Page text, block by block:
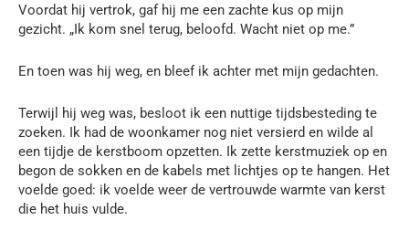
Voordat hij vertrok, gaf hij me een zachte kus op mijn
gezicht. „Ik kom snel terug, beloofd. Wacht niet op me.”
En toen was hij weg, en bleef ik achter met mijn gedachten.
Terwijl hij weg was, besloot ik een nuttige tijdsbesteding te
zoeken. Ik had de woonkamer nog niet versierd en wilde al
een tijdje de kerstboom opzetten. Ik zette kerstmuziek op en
begon de sokken en de kabels met lichtjes op te hangen. Het
voelde goed: ik voelde weer de vertrouwde warmte van kerst
die het huis vulde.